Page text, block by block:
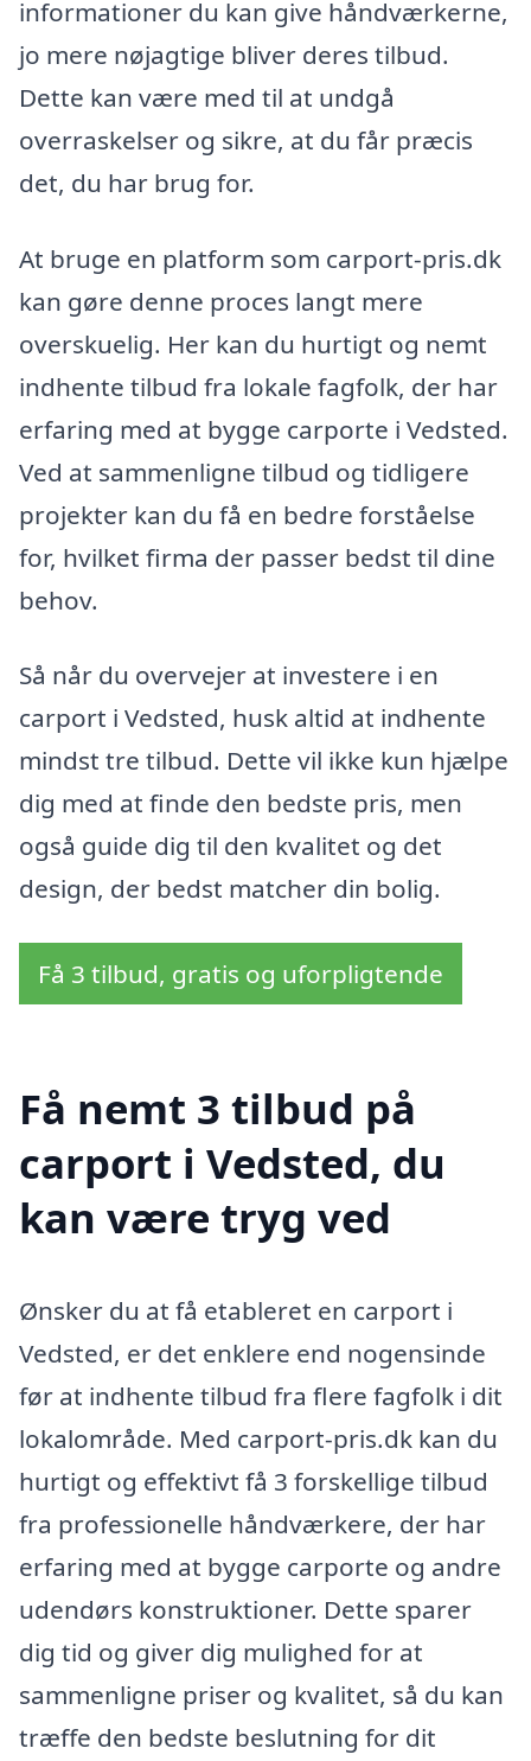
informationer du kan give håndværkerne,
jo mere nøjagtige bliver deres tilbud.
Dette kan være med til at undgå
overraskelser og sikre, at du får præcis
det, du har brug for.
At bruge en platform som carport-pris.dk
kan gøre denne proces langt mere
overskuelig. Her kan du hurtigt og nemt
indhente tilbud fra lokale fagfolk, der har
erfaring med at bygge carporte i Vedsted.
Ved at sammenligne tilbud og tidligere
projekter kan du få en bedre forståelse
for, hvilket firma der passer bedst til dine
behov.
Så når du overvejer at investere i en
carport i Vedsted, husk altid at indhente
mindst tre tilbud. Dette vil ikke kun hjælpe
dig med at finde den bedste pris, men
også guide dig til den kvalitet og det
design, der bedst matcher din bolig.
Få 3 tilbud, gratis og uforpligtende
Få nemt 3 tilbud på
carport i Vedsted, du
kan være tryg ved
Ønsker du at få etableret en carport i
Vedsted, er det enklere end nogensinde
før at indhente tilbud fra flere fagfolk i dit
lokalområde. Med carport-pris.dk kan du
hurtigt og effektivt få 3 forskellige tilbud
fra professionelle håndværkere, der har
erfaring med at bygge carporte og andre
udendørs konstruktioner. Dette sparer
dig tid og giver dig mulighed for at
sammenligne priser og kvalitet, så du kan
træffe den bedste beslutning for dit